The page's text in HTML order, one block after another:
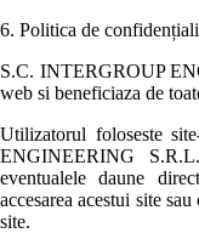
6. Politica de
S.C. INTERGROUP
web si beneficiaza de
Utilizatorul foloseste
ENGINEERING
eventualele daune
accesarea acestui site
site.